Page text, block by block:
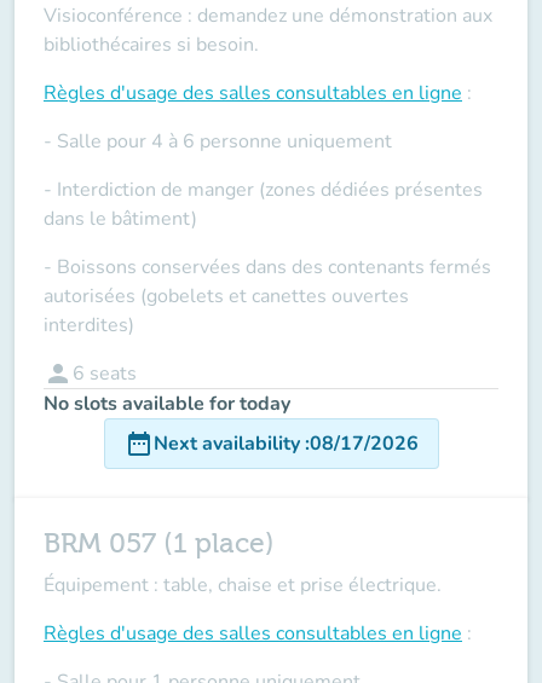
Visioconférence : demandez une démonstration aux
bibliothécaires si besoin.
Règles d'usage des salles consultables en ligne :
- Salle pour 4 à 6 personne uniquement
- Interdiction de manger (zones dédiées présentes
dans le bâtiment)
- Boissons conservées dans des contenants fermés
autorisées (gobelets et canettes ouvertes
interdites)
person 6 seats
No slots available for today
date_rangeNext availability:08/17/2026
BRM 057 (1 place)
Équipement : table, chaise et prise électrique.
Règles d'usage des salles consultables en ligne :